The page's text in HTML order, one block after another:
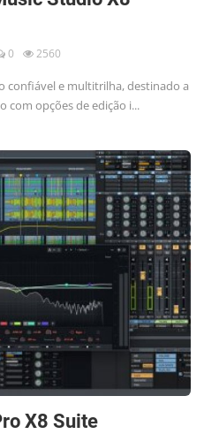
0 2560
confiável e multitrilha, destinado a
com opções de edição i...
X8 Suite